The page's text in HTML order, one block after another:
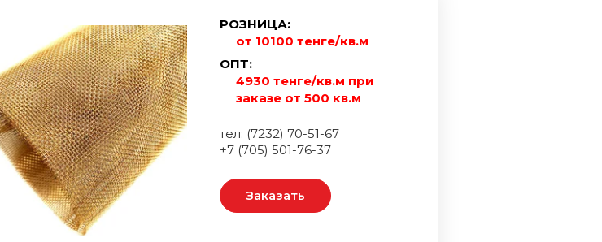
РОЗНИЦА:
от 10100 тенге/кв.м
ОПТ:
4930 тенге/кв.м при
заказе от 500 кв.м
тел: (7232) 70-51-67
+7 (705) 501-76-37
Заказать